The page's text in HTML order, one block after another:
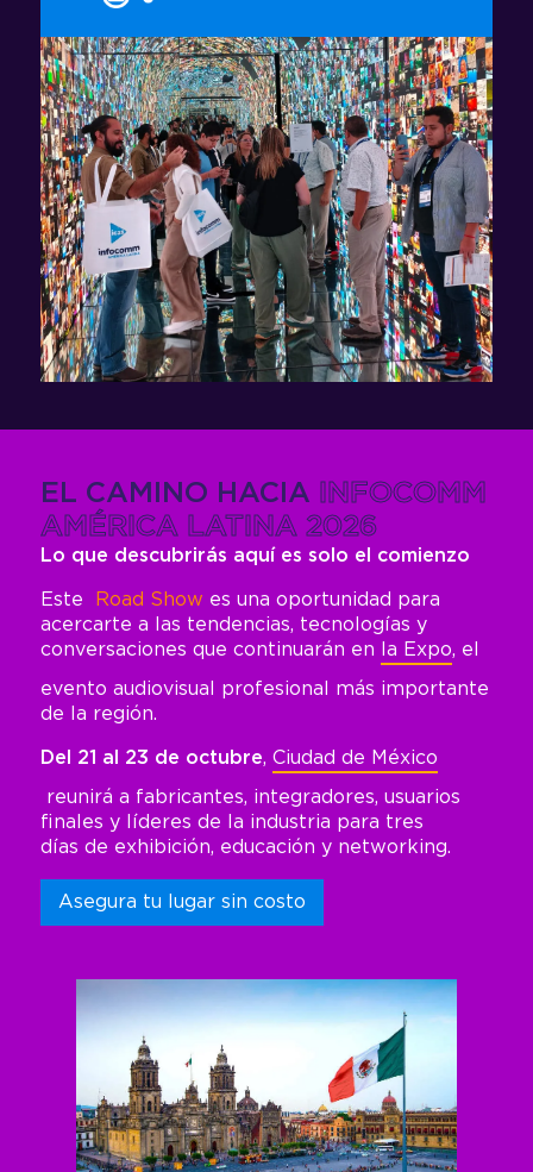
Intercambia experiencias con colegas, expertos
y empresas que están impulsando la industria
AV en la región.
EL CAMINO HACIA INFOCOMM
AMÉRICA LATINA 2026
Lo que descubrirás aquí es solo el comienzo
Este Road Show es una oportunidad para
acercarte a las tendencias, tecnologías y
conversaciones que continuarán en
la Expo, el
evento audiovisual profesional más importante
de la región.
Del 21 al 23 de octubre, Ciudad de México
reunirá a fabricantes, integradores, usuarios
finales y líderes de la industria para tres
días de exhibición, educación y networking.
Asegura tu lugar sin costo